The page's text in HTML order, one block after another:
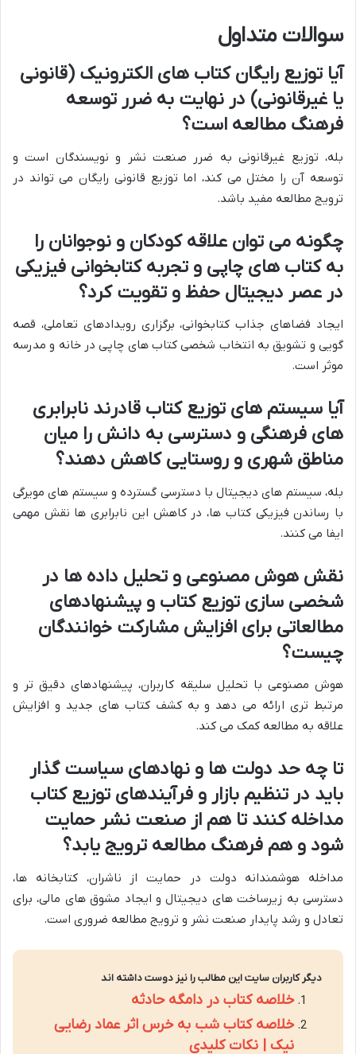
سوالات متداول
آیا توزیع رایگان کتاب های الکترونیک (قانونی
یا غیرقانونی) در نهایت به ضرر توسعه
فرهنگ مطالعه است؟
بله، توزیع غیرقانونی به ضرر صنعت نشر و نویسندگان است و
توسعه آن را مختل می کند، اما توزیع قانونی رایگان می تواند در
ترویج مطالعه مفید باشد.
چگونه می توان علاقه کودکان و نوجوانان را
به کتاب های چاپی و تجربه کتابخوانی فیزیکی
در عصر دیجیتال حفظ و تقویت کرد؟
ایجاد فضاهای جذاب کتابخوانی، برگزاری رویدادهای تعاملی، قصه
گویی و تشویق به انتخاب شخصی کتاب های چاپی در خانه و مدرسه
موثر است.
آیا سیستم های توزیع کتاب قادرند نابرابری
های فرهنگی و دسترسی به دانش را میان
مناطق شهری و روستایی کاهش دهند؟
بله، سیستم های دیجیتال با دسترسی گسترده و سیستم های مویرگی
با رساندن فیزیکی کتاب ها، در کاهش این نابرابری ها نقش مهمی
ایفا می کنند.
نقش هوش مصنوعی و تحلیل داده ها در
شخصی سازی توزیع کتاب و پیشنهادهای
مطالعاتی برای افزایش مشارکت خوانندگان
چیست؟
هوش مصنوعی با تحلیل سلیقه کاربران، پیشنهادهای دقیق تر و
مرتبط تری ارائه می دهد و به کشف کتاب های جدید و افزایش
علاقه به مطالعه کمک می کند.
تا چه حد دولت ها و نهادهای سیاست گذار
باید در تنظیم بازار و فرآیندهای توزیع کتاب
مداخله کنند تا هم از صنعت نشر حمایت
شود و هم فرهنگ مطالعه ترویج یابد؟
مداخله هوشمندانه دولت در حمایت از ناشران، کتابخانه ها،
دسترسی به زیرساخت های دیجیتال و ایجاد مشوق های مالی، برای
تعادل و رشد پایدار صنعت نشر و ترویج مطالعه ضروری است.
دیگر کاربران سایت این مطالب را نیز دوست داشته اند
خلاصه کتاب در دامگه حادثه
خلاصه کتاب شب به خرس اثر عماد رضایی
نیک | نکات کلیدی